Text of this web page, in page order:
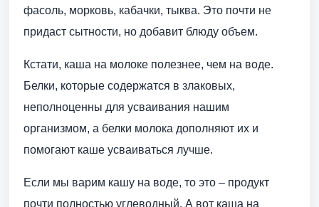
фасоль, морковь, кабачки, тыква. Это почти не
придаст сытности, но добавит блюду объем.
Кстати, каша на молоке полезнее, чем на воде.
Белки, которые содержатся в злаковых,
неполноценны для усваивания нашим
организмом, а белки молока дополняют их и
помогают каше усваиваться лучше.
Если мы варим кашу на воде, то это – продукт
почти полностью углеводный. А вот каша на